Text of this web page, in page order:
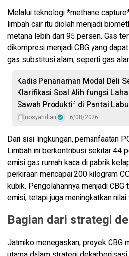
Melalui teknologi *methane
limbah cair itu diolah menjadi
metana lebih dari 95 persen. Gas
dikompresi menjadi CBG yang
gas substitusi alam, seperti gas
Kadis Penanaman Modal Deli
Klarifikasi Soal Alih fungsi
Sawah Produktif di Pantai Labu
riosyahdian 6/08/2026
Dari sisi lingkungan, pemanfaatan
Limbah ini berkontribusi sekitar 44
emisi gas rumah kaca di pabrik
perkiraan mencapai 200 kilogram
kubik. Pengolahannya menjadi CBG
emisi, tetapi juga meningkatkan nilai
Bagian dari strategi
Jatmiko menegaskan, proyek CBG